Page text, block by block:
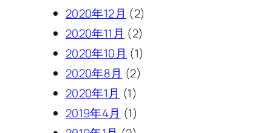
2020年12月 (2)
2020年11月 (2)
2020年10月 (1)
2020年8月 (2)
2020年1月 (1)
2019年4月 (1)